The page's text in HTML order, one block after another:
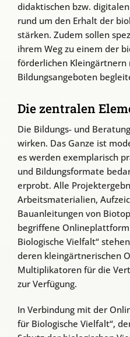
didaktischen bzw.
rund um den Erhalt der
stärken. Zudem sollen
ihrem Weg zu einem der
förderlichen Kleingärtnern
Bildungsangeboten
Die zentralen
Die Bildungs- und
wirken. Das Ganze ist
es werden exemplarisch
und Bildungsformate
erprobt. Alle
Arbeitsmaterialien,
Bauanleitungen von
begriffene
Biologische Vielfalt“
deren kleingärtnerischen
Multiplikatoren für die
zur Verfügung.
In Verbindung mit der
für Biologische Vielfalt“,